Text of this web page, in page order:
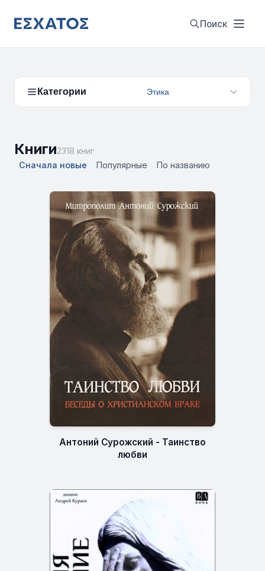
Поиск
Категории Этика
Книги2318 книг
Сначала новые
Популярные По названию
Антоний Сурожский - Таинство
любви